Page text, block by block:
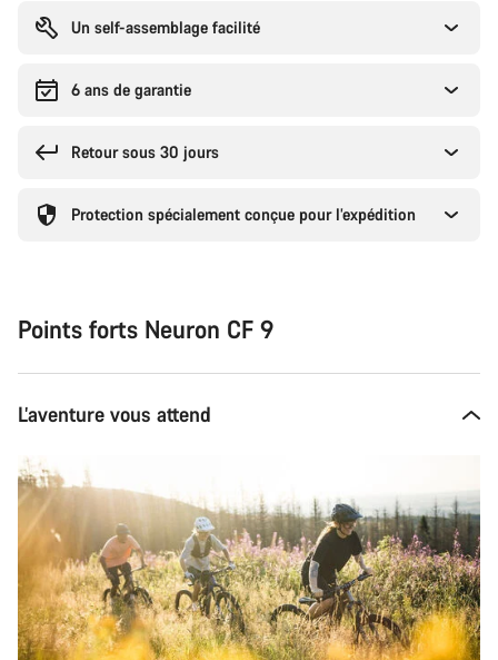
Un self-assemblage facilité
6 ans de garantie
Retour sous 30 jours
Protection spécialement conçue pour l’expédition
Points forts Neuron CF 9
L’aventure vous attend